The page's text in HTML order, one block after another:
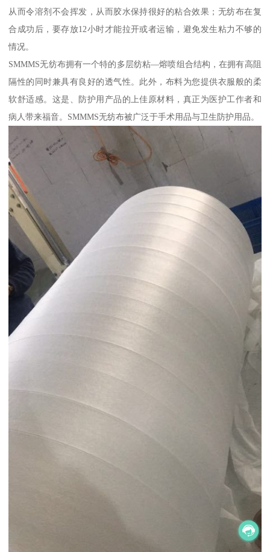
从而令溶剂不会挥发，从而胶水保持很好的粘合效果；无纺布在复
合成功后，要存放12小时才能拉开或者运输，避免发生粘力不够的
情况。
SMMMS无纺布拥有一个特的多层纺粘—熔喷组合结构，在拥有高阻
隔性的同时兼具有良好的透气性。此外，布料为您提供衣服般的柔
软舒适感。这是、防护用产品的上佳原材料，真正为医护工作者和
病人带来福音。SMMMS无纺布被广泛于手术用品与卫生防护用品。